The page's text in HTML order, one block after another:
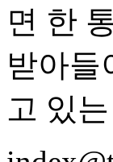
면 한
받아들
고 있